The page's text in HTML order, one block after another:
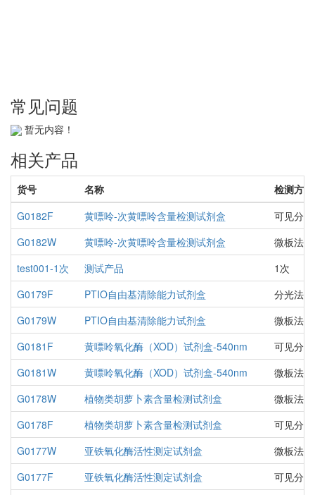
常见问题
暂无内容！
相关产品
货号 名称
检测方法
G0182F
黄嘌呤-次黄嘌呤含量检测试剂盒
可见分
G0182W
黄嘌呤-次黄嘌呤含量检测试剂盒
微板法
test001-1次
测试产品
1次
G0179F
PTIO自由基清除能力试剂盒
分光法
G0179W
PTIO自由基清除能力试剂盒
微板法
G0181F
黄嘌呤氧化酶（XOD）试剂盒-540nm
可见分
G0181W
黄嘌呤氧化酶（XOD）试剂盒-540nm
微板法
G0178W
植物类胡萝卜素含量检测试剂盒
微板法
G0178F
植物类胡萝卜素含量检测试剂盒
可见分
G0177W
亚铁氧化酶活性测定试剂盒
微板法
G0177F
亚铁氧化酶活性测定试剂盒
可见分